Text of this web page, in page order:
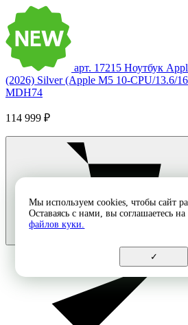
арт. 17215 Ноутбук
(2026) Silver (Apple M5 10-CPU/13.6/
MDH74
114 999 ₽
Мы используем cookies, чтобы сайт
Оставаясь с нами, вы соглашаетесь
файлов куки.
✓